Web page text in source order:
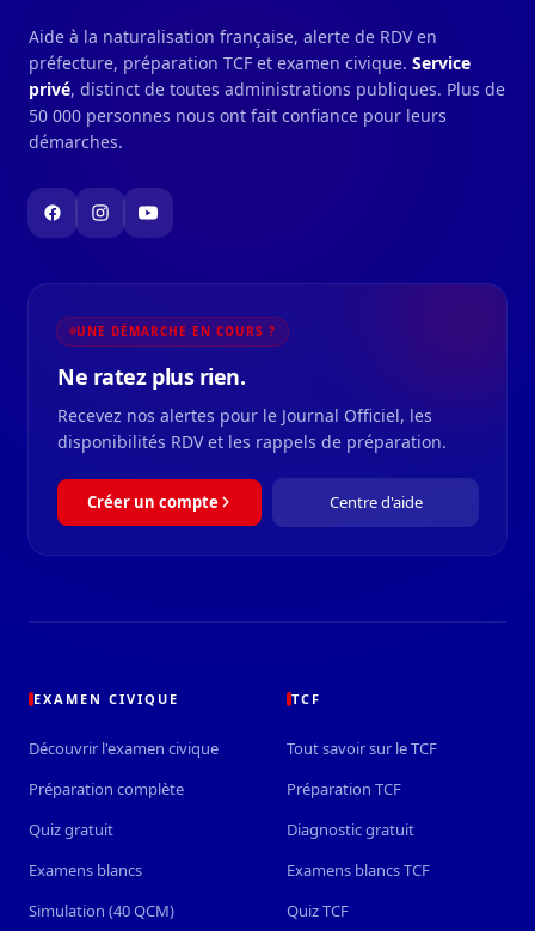
Aide à la naturalisation française, alerte de RDV en
préfecture, préparation TCF et examen civique. Service
privé, distinct de toutes administrations publiques. Plus de
50 000 personnes nous ont fait confiance pour leurs
démarches.
UNE DÉMARCHE EN COURS ?
Ne ratez plus rien.
Recevez nos alertes pour le Journal Officiel, les
disponibilités RDV et les rappels de préparation.
Créer un compte Centre d'aide
EXAMEN CIVIQUE
Découvrir l'examen civique
Préparation complète
Quiz gratuit
Examens blancs
Simulation (40 QCM)
TCF
Tout savoir sur le TCF
Préparation TCF
Diagnostic gratuit
Examens blancs TCF
Quiz TCF